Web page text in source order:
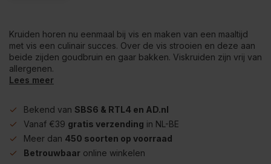
Kruiden horen nu eenmaal bij vis en maken van een maaltijd
met vis een culinair succes. Over de vis strooien en deze aan
beide zijden goudbruin en gaar bakken. Viskruiden zijn vrij van
allergenen.
Lees meer
Bekend van SBS6 & RTL4 en AD.nl
Vanaf €39 gratis verzending in NL-BE
Meer dan 450 soorten op voorraad
Betrouwbaar online winkelen